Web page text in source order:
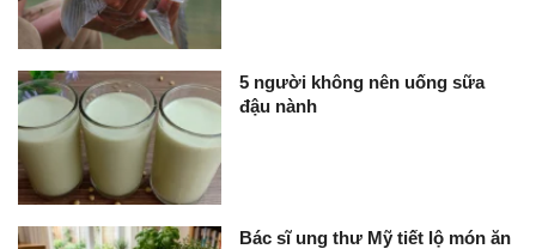
5 người không nên uống sữa
đậu nành
Bác sĩ ung thư Mỹ tiết lộ món ăn